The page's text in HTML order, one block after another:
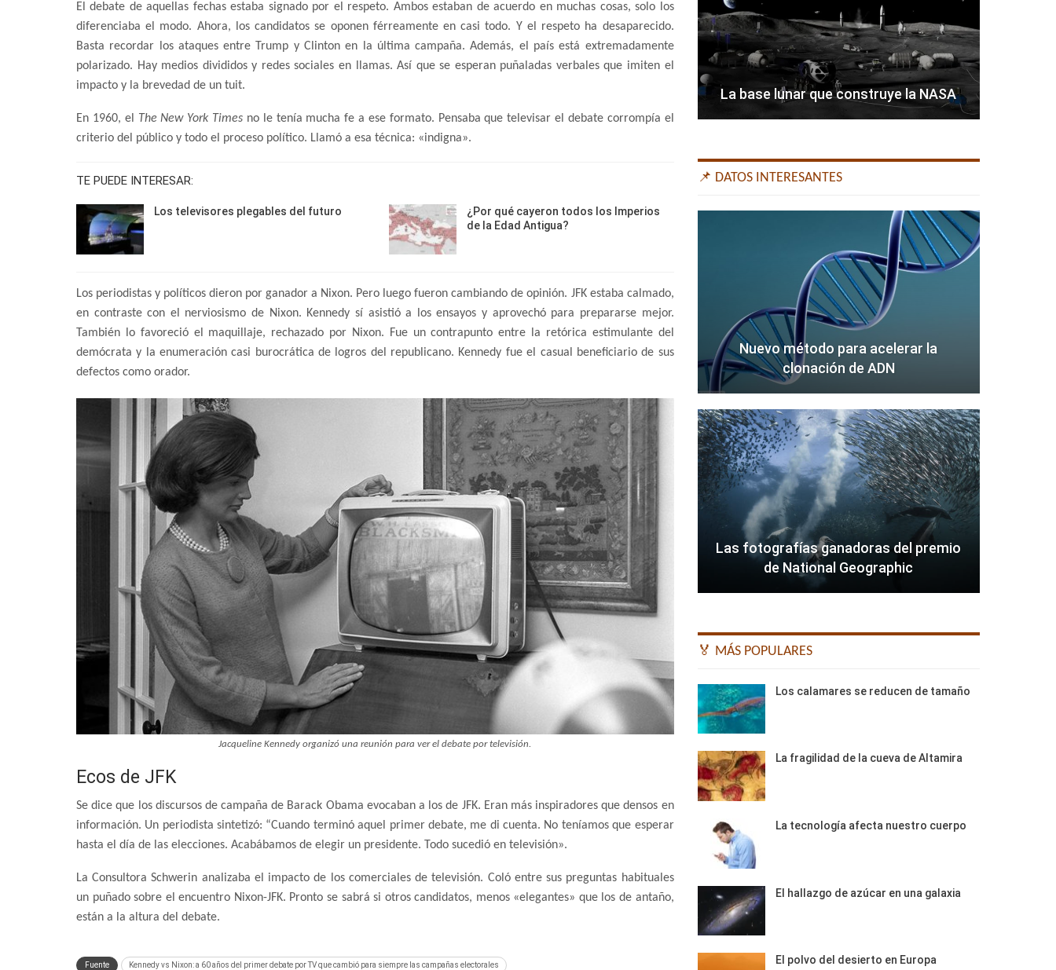
El debate de aquellas fechas estaba signado por el respeto. Ambos estaban de acuerdo en muchas cosas, solo los
diferenciaba el modo. Ahora, los candidatos se oponen férreamente en casi todo. Y el respeto ha desaparecido.
Basta recordar los ataques entre Trump y Clinton en la última campaña. Además, el país está extremadamente
polarizado. Hay medios divididos y redes sociales en llamas. Así que se esperan puñaladas verbales que imiten el
impacto y la brevedad de un tuit.
En 1960, el The New York Times no le tenía mucha fe a ese formato. Pensaba que televisar el debate corrompía el
criterio del público y todo el proceso político. Llamó a esa técnica: «indigna».
TE PUEDE INTERESAR:
Los televisores plegables del futuro
¿Por qué cayeron todos los Imperios
de la Edad Antigua?
Los periodistas y políticos dieron por ganador a Nixon. Pero luego fueron cambiando de opinión. JFK estaba calmado,
en contraste con el nerviosismo de Nixon. Kennedy sí asistió a los ensayos y aprovechó para prepararse mejor.
También lo favoreció el maquillaje, rechazado por Nixon. Fue un contrapunto entre la retórica estimulante del
demócrata y la enumeración casi burocrática de logros del republicano. Kennedy fue el casual beneficiario de sus
defectos como orador.
Jacqueline Kennedy organizó una reunión para ver el debate por televisión.
Ecos de JFK
Se dice que los discursos de campaña de Barack Obama evocaban a los de JFK. Eran más inspiradores que densos en
información. Un periodista sintetizó: “Cuando terminó aquel primer debate, me di cuenta. No teníamos que esperar
hasta el día de las elecciones. Acabábamos de elegir un presidente. Todo sucedió en televisión».
La Consultora Schwerin analizaba el impacto de los comerciales de televisión. Coló entre sus preguntas habituales
un puñado sobre el encuentro Nixon-JFK. Pronto se sabrá si otros candidatos, menos «elegantes» que los de antaño,
están a la altura del debate.
Fuente Kennedy vs Nixon: a 60 años del primer debate por TV que cambió para siempre las campañas electorales
La base lunar que construye la NASA
📌 DATOS INTERESANTES
Nuevo método para acelerar la
clonación de ADN
Las fotografías ganadoras del premio
de National Geographic
🏅 MÁS POPULARES
Los calamares se reducen de tamaño
La fragilidad de la cueva de Altamira
La tecnología afecta nuestro cuerpo
El hallazgo de azúcar en una galaxia
El polvo del desierto en Europa